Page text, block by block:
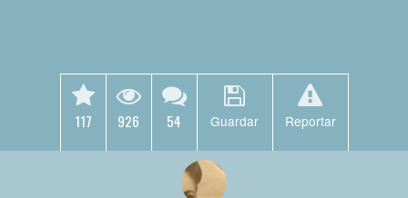
117 926 54 Guardar Reportar